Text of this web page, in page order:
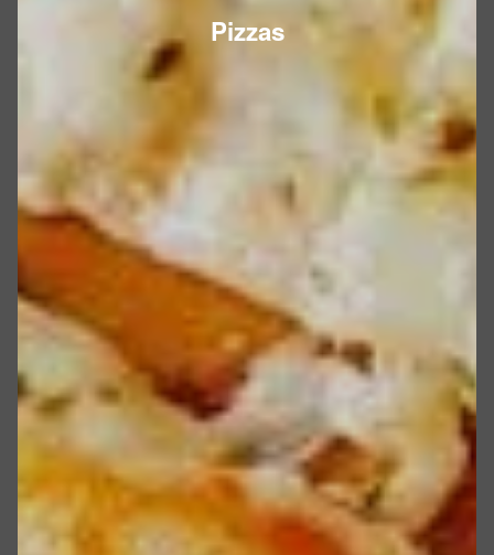
Pizzas